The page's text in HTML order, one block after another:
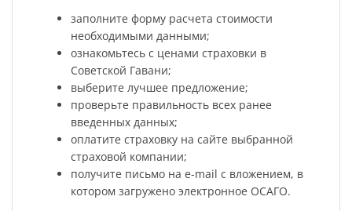
заполните форму расчета стоимости
необходимыми данными;
ознакомьтесь с ценами страховки в
Советской Гавани;
выберите лучшее предложение;
проверьте правильность всех ранее
введенных данных;
оплатите страховку на сайте выбранной
страховой компании;
получите письмо на e-mail с вложением, в
котором загружено электронное ОСАГО.